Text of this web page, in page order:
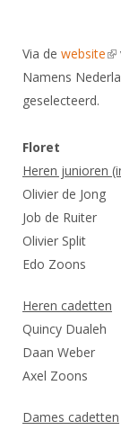
Handleiding
Historie
Bestuur
Commissies
Leden van
Vacatures
Bondsbureau
Contact
Samenwerking
Formulieren
Inschrijven
Schermpaspoort
Rolstoelschermen
KNAS Keurmerk
NK's
JPT
JEC
Atletencommissie
Internationale
Internationale
Voor coaches
Nieuws
Nationale
Internationale
Leraar
Nieuws
Opleidingen
Via de website
Namens
geselecteerd.
Floret
Heren junioren
Olivier de Jong
Job de Ruiter
Olivier Split
Edo Zoons
Heren cadetten
Quincy Dualeh
Daan Weber
Axel Zoons
Dames cadetten